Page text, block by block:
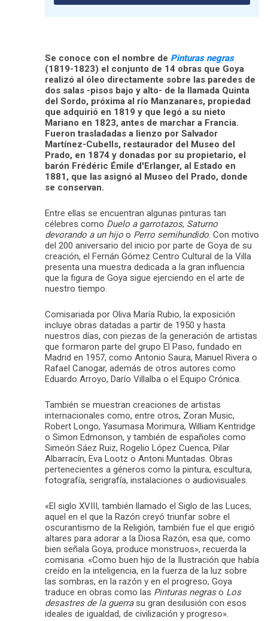
Se conoce con el nombre de Pinturas negras
(1819-1823) el conjunto de 14 obras que Goya
realizó al óleo directamente sobre las paredes de
dos salas -pisos bajo y alto- de la llamada Quinta
del Sordo, próxima al río Manzanares, propiedad
que adquirió en 1819 y que legó a su nieto
Mariano en 1823, antes de marchar a Francia.
Fueron trasladadas a lienzo por Salvador
Martínez-­Cubells, restaurador del Museo del
Prado, en 1874 y donadas por su propietario, el
barón Frédéric Émile d'Erlanger, al Estado en
1881, que las asignó al Museo del Prado, donde
se conservan.
Entre ellas se encuentran algunas pinturas tan
célebres como Duelo a garrotazos, Saturno
devorando a un hijo o Perro semihundido. Con motivo
del 200 aniversario del inicio por parte de Goya de su
creación, el Fernán Gómez Centro Cultural de la Villa
presenta una muestra dedicada a la gran influencia
que la figura de Goya sigue ejerciendo en el arte de
nuestro tiempo.
Comisariada por Oliva María Rubio, la exposición
incluye obras datadas a partir de 1950 y hasta
nuestros días, con piezas de la generación de artistas
que formaron parte del grupo El Paso, fundado en
Madrid en 1957, como Antonio Saura, Manuel Rivera o
Rafael Canogar, además de otros autores como
Eduardo Arroyo, Darío Villalba o el Equipo Crónica.
También se muestran creaciones de artistas
internacionales como, entre otros, Zoran Music,
Robert Longo, Yasumasa Morimura, William Kentridge
o Simon Edmonson, y también de españoles como
Simeón Sáez Ruiz, Rogelio López Cuenca, Pilar
Albarracín, Eva Lootz o Antoni Muntadas. Obras
pertenecientes a géneros como la pintura, escultura,
fotografía, serigrafía, instalaciones o audiovisuales.
«El siglo XVIII, también llamado el Siglo de las Luces,
aquel en el que la Razón creyó triunfar sobre el
oscurantismo de la Religión, también fue el que erigió
altares para adorar a la Diosa Razón, esa que, como
bien señala Goya, produce monstruos», recuerda la
comisaria. «Como buen hijo de la Ilustración que había
creído en la inteligencia, en la fuerza de la luz sobre
las sombras, en la razón y en el progreso, Goya
traduce en obras como las Pinturas negraso Los
desastres de la guerrasu gran desilusión con esos
ideales de igualdad, de civilización y progreso».